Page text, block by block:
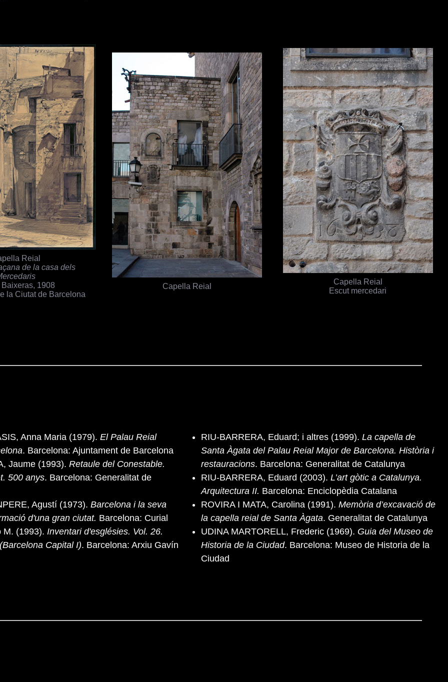
Reial
de la casa dels
1908
la Ciutat de Barcelona
Capella Reial
Capella Reial
Escut mercedari
Anna Maria (1979). El Palau Reial
. Barcelona: Ajuntament de Barcelona
Jaume (1993). Retaule del Conestable.
500 anys. Barcelona: Generalitat de
Agustí (1973). Barcelona i la seva
d'una gran ciutat. Barcelona: Curial
M. (1993). Inventari d'esglésies. Vol. 26.
Capital I). Barcelona: Arxiu Gavín
RIU-BARRERA, Eduard; i altres (1999). La capella de
Santa Àgata del Palau Reial Major de Barcelona. Història i
restauracions. Barcelona: Generalitat de Catalunya
RIU-BARRERA, Eduard (2003). L’art gòtic a Catalunya.
Arquitectura II. Barcelona: Enciclopèdia Catalana
ROVIRA I MATA, Carolina (1991). Memòria d’excavació de
la capella reial de Santa Àgata. Generalitat de Catalunya
UDINA MARTORELL, Frederic (1969). Guia del Museo de
Historia de la Ciudad. Barcelona: Museo de Historia de la
Ciudad